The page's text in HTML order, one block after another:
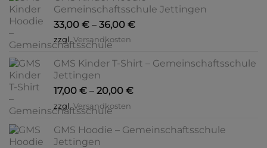
Gemeinschaftsschule Jettingen
33,00 € – 36,00 €
zzgl.Versandkosten
GMS Kinder T-Shirt – Gemeinschaftsschule
Jettingen
17,00 € – 20,00 €
zzgl.Versandkosten
GMS Hoodie – Gemeinschaftsschule
Jettingen